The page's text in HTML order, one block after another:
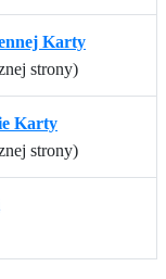
Karty
strony)
Karty
strony)